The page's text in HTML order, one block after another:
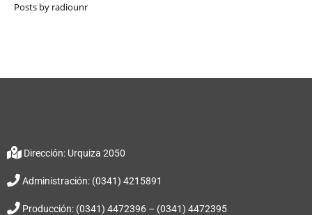
Posts by radiounr
Dirección: Urquiza 2050
Administración: (0341) 4215891
Producción: (0341) 4472396 – (0341) 4472395